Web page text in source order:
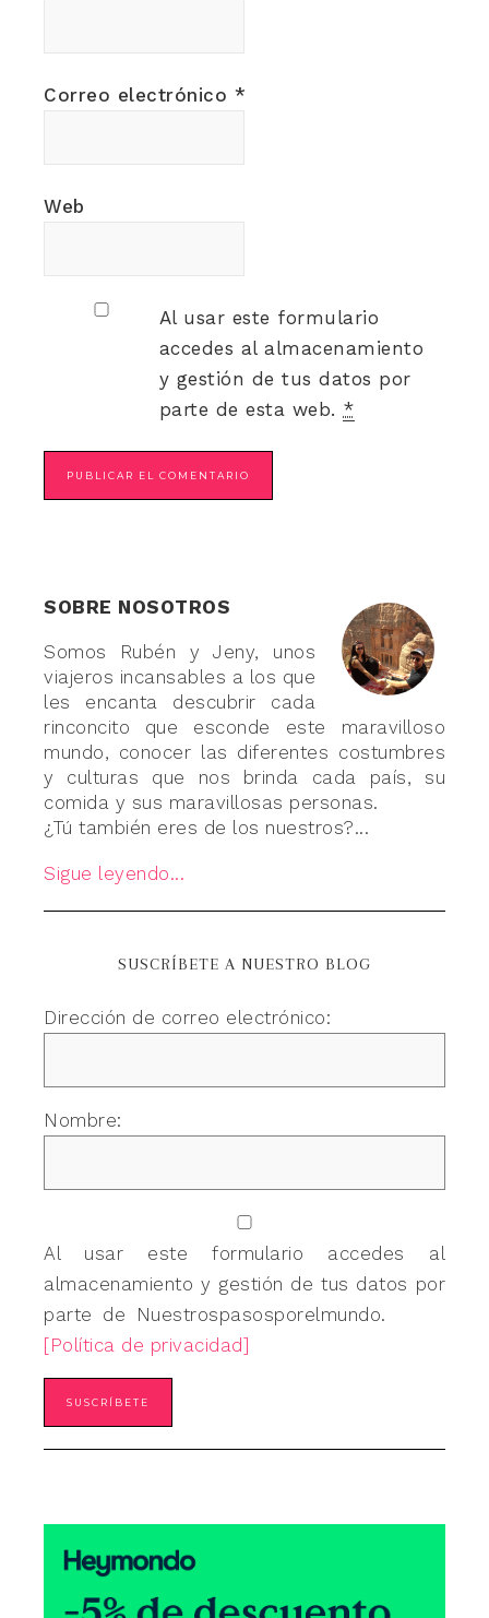
Correo electrónico *
Web
Al usar este formulario
accedes al almacenamiento
y gestión de tus datos por
parte de esta web. *
SOBRE NOSOTROS
Somos Rubén y Jeny, unos
viajeros incansables a los que
les encanta descubrir cada
rinconcito que esconde este maravilloso
mundo, conocer las diferentes costumbres
y culturas que nos brinda cada país, su
comida y sus maravillosas personas.
¿Tú también eres de los nuestros?...
Sigue leyendo...
SUSCRÍBETE A NUESTRO BLOG
Dirección de correo electrónico:
Nombre:
Al usar este formulario accedes al
almacenamiento y gestión de tus datos por
parte de Nuestrospasosporelmundo.
[Política de privacidad]